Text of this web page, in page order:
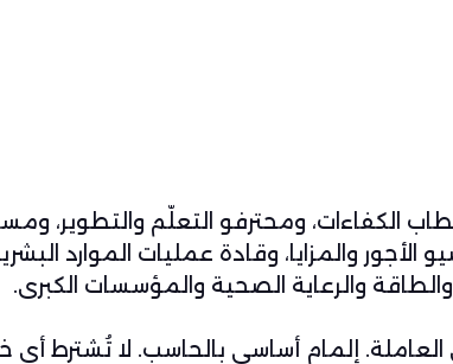
الكفاءات، ومحترفو التعلّم والتطوير،
والمزايا، وقادة عمليات الموارد
والرعاية الصحية والمؤسسات الكبرى.
العاملة. إلمام أساسي بالحاسب. لا تُشترط أي